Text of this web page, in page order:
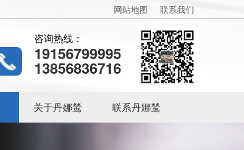
网站地图 联系我们
咨询热线：
19156799995
13856836716
关于丹娜鸶 联系丹娜鸶